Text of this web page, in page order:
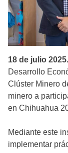
18 de julio
Desarrollo
Clúster Minero
minero a
en Chihuahua
Mediante este
implementar